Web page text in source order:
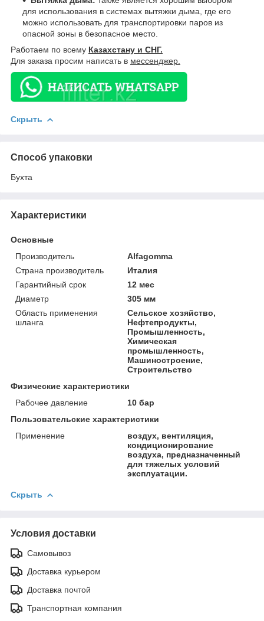
для использования в системах вытяжки дыма, где его
можно использовать для транспортировки паров из
опасной зоны в безопасное место.
Работаем по всему Казахстану и СНГ.
Для заказа просим написать в мессенджер.
Скрыть
Способ упаковки
Бухта
Характеристики
Основные
Производитель
Alfagomma
Страна производитель
Италия
Гарантийный срок
12 мес
Диаметр
305 мм
Область применения
шланга
Сельское хозяйство,
Нефтепродукты,
Промышленность,
Химическая
промышленность,
Машиностроение,
Строительство
Физические характеристики
Рабочее давление
10 бар
Пользовательские характеристики
Применение
воздух, вентиляция,
кондиционирование
воздуха, предназначенный
для тяжелых условий
эксплуатации.
Скрыть
Условия доставки
Самовывоз
Доставка курьером
Доставка почтой
Транспортная компания